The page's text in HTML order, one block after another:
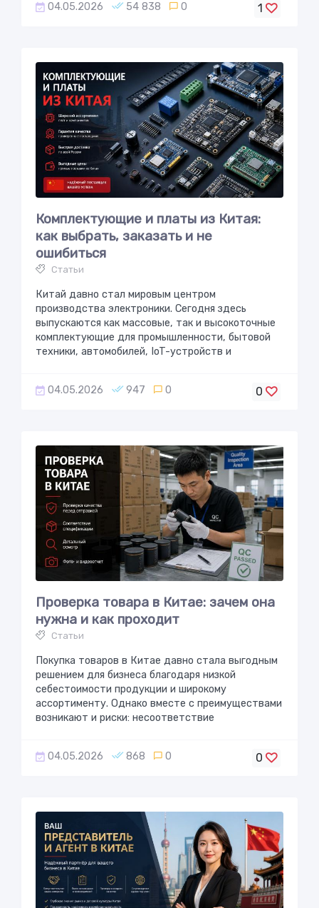
04.05.2026 54 838 0 1
Комплектующие и платы из Китая:
как выбрать, заказать и не
ошибиться
Статьи
Китай давно стал мировым центром
производства электроники. Сегодня здесь
выпускаются как массовые, так и высокоточные
комплектующие для промышленности, бытовой
техники, автомобилей, IoT-устройств и
04.05.2026 947 0 0
Проверка товара в Китае: зачем она
нужна и как проходит
Статьи
Покупка товаров в Китае давно стала выгодным
решением для бизнеса благодаря низкой
себестоимости продукции и широкому
ассортименту. Однако вместе с преимуществами
возникают и риски: несоответствие
04.05.2026 868 0 0